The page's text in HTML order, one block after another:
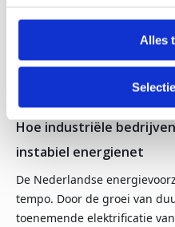
Alles
Hoe industriële
instabiel energienet
De Nederlandse
tempo. Door de groei van
toenemende elektrificatie